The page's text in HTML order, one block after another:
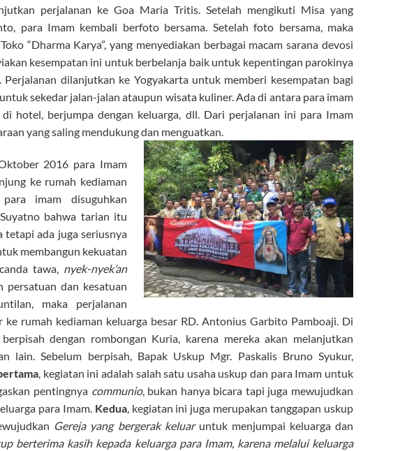
perjalanan ke Goa Maria Tritis. Setelah mengikuti Misa yang
para Imam kembali berfoto bersama. Setelah foto bersama, maka
“Dharma Karya”, yang menyediakan berbagai macam sarana devosi
kesempatan ini untuk berbelanja baik untuk kepentingan parokinya
dilanjutkan ke Yogyakarta untuk memberi kesempatan bagi
sekedar jalan-jalan ataupun wisata kuliner. Ada di antara para imam
hotel, berjumpa dengan keluarga, dll. Dari perjalanan ini para Imam
yang saling mendukung dan menguatkan.
2016 para Imam
ke rumah kediaman
imam disuguhkan
bahwa tarian itu
tetapi ada juga seriusnya
membangun kekuatan
tawa, nyek-nyek’an
persatuan dan kesatuan
maka perjalanan
rumah kediaman keluarga besar RD. Antonius Garbito Pamboaji. Di
dengan rombongan Kuria, karena mereka akan melanjutkan
lain. Sebelum berpisah, Bapak Uskup Mgr. Paskalis Bruno Syukur,
, kegiatan ini adalah salah satu usaha uskup dan para Imam untuk
pentingnya communio, bukan hanya bicara tapi juga mewujudkan
para Imam. Kedua, kegiatan ini juga merupakan tanggapan uskup
Gereja yang bergerak keluar untuk menjumpai keluarga dan
berterima kasih kepada keluarga para Imam, karena melalui keluarga